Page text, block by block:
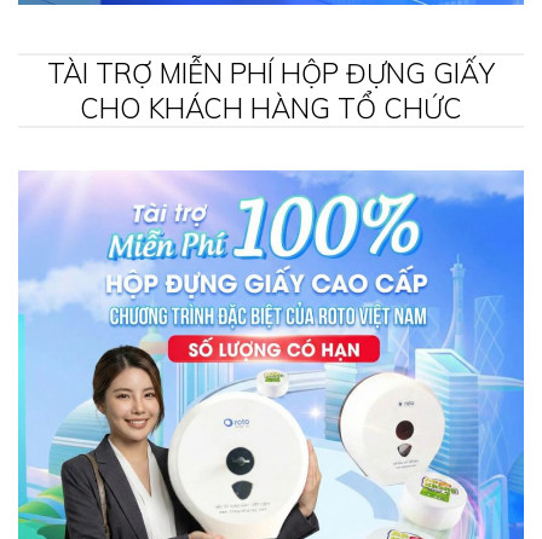
TÀI TRỢ MIỄN PHÍ HỘP ĐỰNG GIẤY
CHO KHÁCH HÀNG TỔ CHỨC